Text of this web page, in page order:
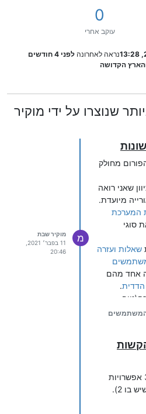
0
עוקב אחרי
נראה לאחרונה לפני 4 חודשים
הארץ הקדושה
שנוצרו על ידי מוקיר
מחולק
שאני רואה
מיועדת.
המערכת
סוגי
שאלות ועזרה
אחד מהם
הדדית.
והדגמות
אי אפשר
שנרשמו
התראות
מ
מוקיר שבת
20:46
מחשבון עם 3 הקשות
בניתי ב-API מחשבון שיש בו 3 אפשרויות
בו 2).